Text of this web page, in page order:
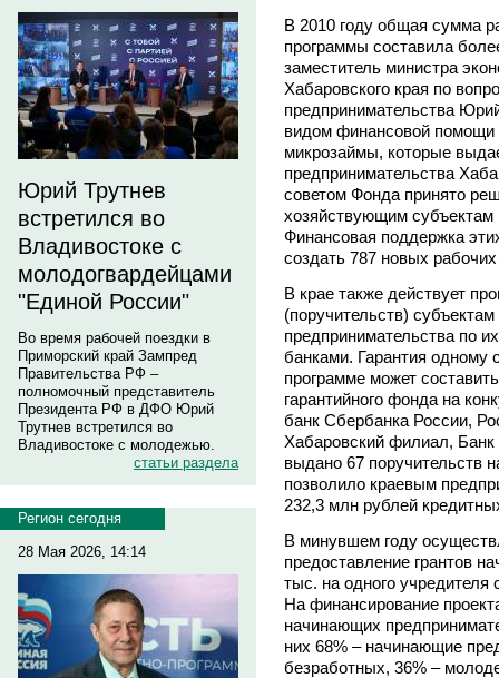
Юрий Трутнев
встретился во
Владивостоке с
молодогвардейцами
"Единой России"
Во время рабочей поездки в
Приморский край Зампред
Правительства РФ –
полномочный представитель
Президента РФ в ДФО Юрий
Трутнев встретился во
Владивостоке с молодежью.
статьи раздела
Регион сегодня
28 Мая 2026, 14:14
В 2010 году общая сумма
программы составила
заместитель министра
Хабаровского края по
предпринимательства
видом финансовой помощи
микрозаймы, которые
предпринимательства
советом Фонда принято
хозяйствующим
Финансовая поддержка
создать 787 новых
В крае также действует
(поручительств)
предпринимательства по
банками. Гарантия одному
программе может
гарантийного фонда на
банк Сбербанка России,
Хабаровский филиал,
выдано 67 поручительств
позволило краевым
232,3 млн рублей
В минувшем году
предоставление грантов
тыс. на одного учредителя
На финансирование
начинающих
них 68% – начинающие
безработных, 36% –